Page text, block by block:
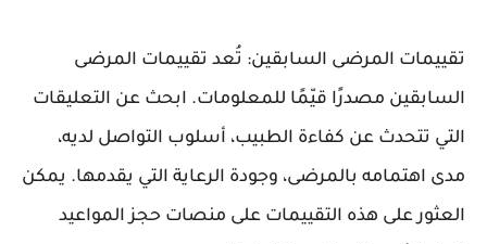
تقييمات المرضى السابقين: تُعد تقييمات المرضى
السابقين مصدرًا قيّمًا للمعلومات. ابحث عن التعليقات
التي تتحدث عن كفاءة الطبيب، أسلوب التواصل لديه،
مدى اهتمامه بالمرضى، وجودة الرعاية التي يقدمها. يمكن
العثور على هذه التقييمات على منصات حجز المواعيد